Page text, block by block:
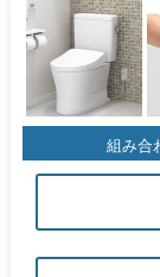
組み合